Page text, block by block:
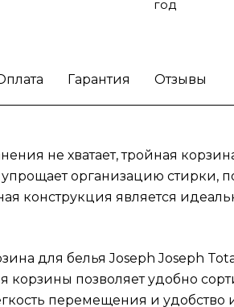
компактного
о порядке в
корзины для
год
Гарантия Отзывы
не хватает, тройная
организацию стирки,
конструкция является
для белья Joseph Joseph
позволяет удобно
перемещения и удобство